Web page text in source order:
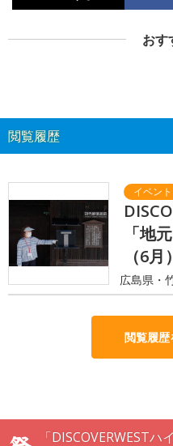
おす
閲覧履歴
「地
（6月）
広島県・
閲覧履歴
「DISCOVERWEST